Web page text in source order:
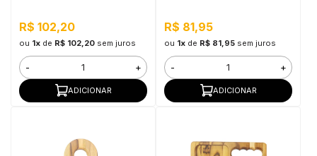
R$ 102,20
ou 1xde R$ 102,20 sem juros
- +
ADICIONAR
R$ 81,95
ou 1xde R$ 81,95 sem juros
- +
ADICIONAR